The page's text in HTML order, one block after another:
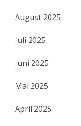
August 2025
Juli 2025
Juni 2025
Mai 2025
April 2025